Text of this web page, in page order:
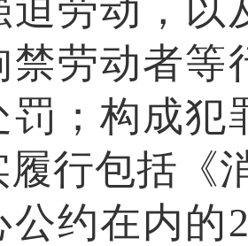
迫劳动，以
禁劳动者等
罚；构成犯
履行包括《
公约在内的